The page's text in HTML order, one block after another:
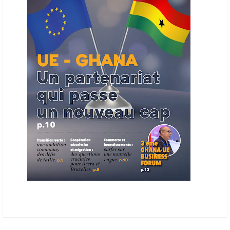
finale de développement et devrait aboutir, d’ici fin 2026 ou début
2027, à un bulletin africain des appels d’offres dans le secteur de
l’énergie.
06/06/26 AFRICA FINANCE CORPORATION
Cette semaine, Africa Finance Corporation (AFC) a annoncé avoir
bouclé un prêt syndiqué de 2 milliards de dollars, la plus importante
levée de son histoire. Initialement calibrée à 1,6 milliard, l'opération a
été relevée de 400 millions face à l'afflux des souscriptions de
banques internationales. Plus du tiers des fonds proviennent
d'institutions financières asiatiques, à parts égales avec l'Europe.
L'Asie-Pacifique et l'Europe pèsent chacune 35 % du tour de table,
devant le Moyen-Orient (25 %) et l'Afrique (5 %), selon le communiqué
de l'institution panafricaine, qui compte 48 pays membres.
ECHANGES AFRIQUE - UE